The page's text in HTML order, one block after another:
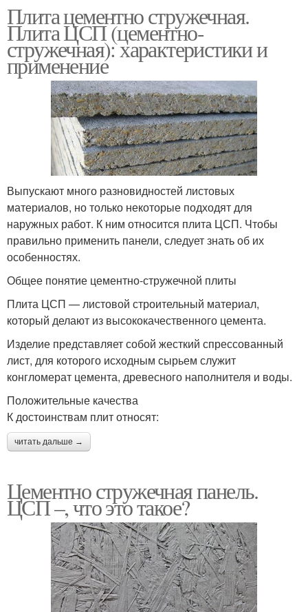
Плита цементно стружечная.
Плита ЦСП (цементно-
стружечная): характеристики и
применение
Выпускают много разновидностей листовых
материалов, но только некоторые подходят для
наружных работ. К ним относится плита ЦСП. Чтобы
правильно применить панели, следует знать об их
особенностях.
Общее понятие цементно-стружечной плиты
Плита ЦСП — листовой строительный материал,
который делают из высококачественного цемента.
Изделие представляет собой жесткий спрессованный
лист, для которого исходным сырьем служит
конгломерат цемента, древесного наполнителя и воды.
Положительные качества
К достоинствам плит относят:
читать дальше →
Цементно стружечная панель.
ЦСП –, что это такое?